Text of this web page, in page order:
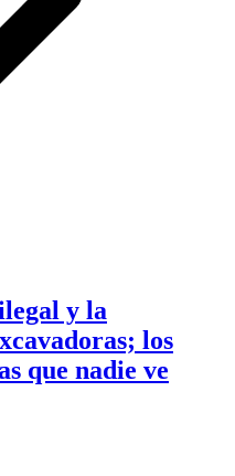
y la
los
que nadie ve